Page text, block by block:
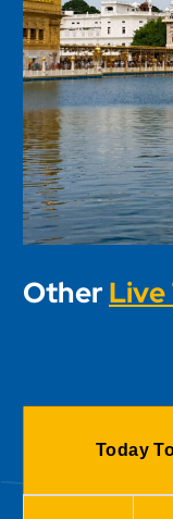
Other Live
Today